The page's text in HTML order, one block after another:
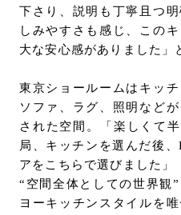
下さり、説明も丁寧且つ
しみやすさも感じ、この
大な安⼼感がありました」
東京ショールームはキッ
ソファ、ラグ、照明など
された空間。「楽しくて
局、キッチンを選んだ後
アをこちらで選びました」
“空間全体としての世界観
ヨーキッチンスタイルを